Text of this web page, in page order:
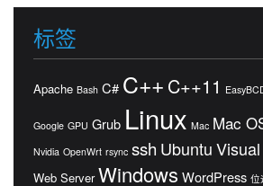
标签
Apache Bash C# C++ C++11
Google GPU Grub Linux Mac Mac
Nvidia OpenWrt rsync ssh Ubuntu
Web Server Windows WordPress 位